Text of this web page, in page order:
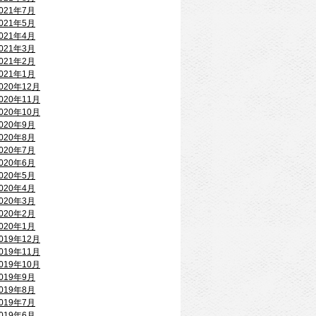
年7月
年5月
年4月
年3月
年2月
年1月
年12月
年11月
年10月
年9月
年8月
年7月
年6月
年5月
年4月
年3月
年2月
年1月
年12月
年11月
年10月
年9月
年8月
年7月